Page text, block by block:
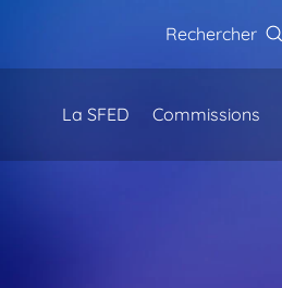
Rechercher
La SFED Commissions